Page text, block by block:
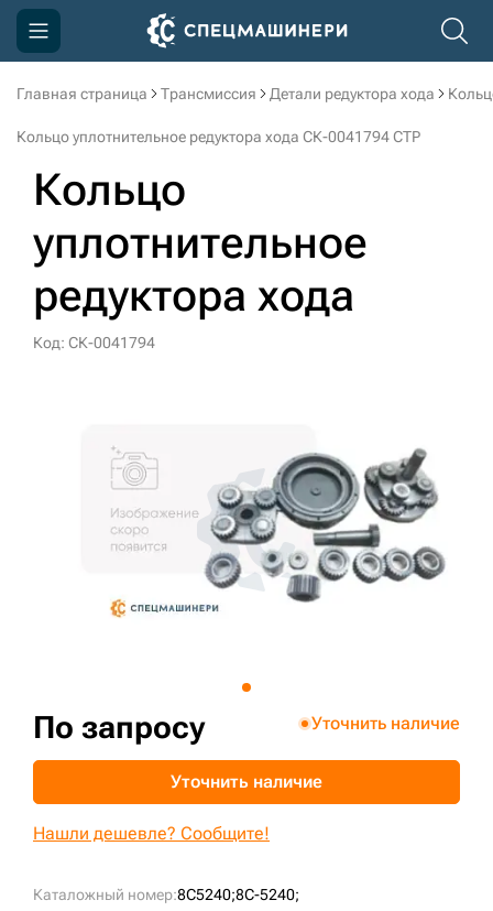
Главная страница Трансмиссия Детали редуктора хода
Кольцо уплотнительное редуктора хода СК-0041794 CTP
Кольцо
уплотнительное
редуктора хода
Код: СК-0041794
Каталожный номер:8C5240;8C-5240;
По запросу Уточнить наличие
Уточнить наличие
Нашли дешевле? Сообщите!
Компания
Доставка и оплата
Информация
Контакты
3D тур по производству
sksale@skdst.ru
+7 (499) 394-50-93